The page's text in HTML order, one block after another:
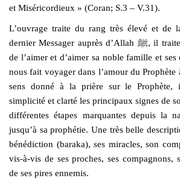
et Miséricordieux » (Coran; S.3 – V.31).
L’ouvrage traite du rang très élevé et de
dernier Messager auprès d’Allah ﷺ, il traite aussi de l’obligation
de l’aimer et d’aimer sa noble famille et ses
nous fait voyager dans l’amour du Prophète
sens donné à la prière sur le Prophète,
simplicité et clarté les principaux signes de
différentes étapes marquantes depuis la
jusqu’à sa prophétie. Une très belle
bénédiction (baraka), ses miracles, son
vis-à-vis de ses proches, ses compagnons,
de ses pires ennemis.